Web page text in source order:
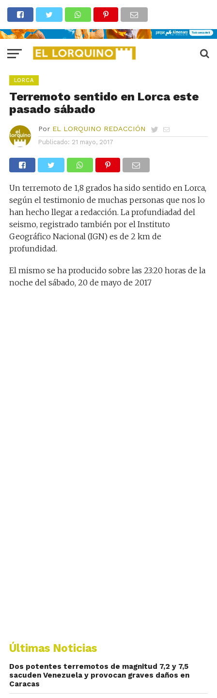
LORCA
Terremoto sentido en Lorca este
pasado sábado
Por EL LORQUINO REDACCIÓN
Publicado: 21 mayo, 2017
Un terremoto de 1,8 grados ha sido sentido en Lorca,
según el testimonio de muchas personas que nos lo
han hecho llegar a redacción. La profundiadad del
seismo, registrado también por el Instituto
Geográfico Nacional (IGN) es de 2 km de
profundidad.
El mismo se ha producido sobre las 23:20 horas de la
noche del sábado, 20 de mayo de 2017
Últimas Noticias
Dos potentes terremotos de magnitud 7,2 y 7,5
sacuden Venezuela y provocan graves daños en
Caracas